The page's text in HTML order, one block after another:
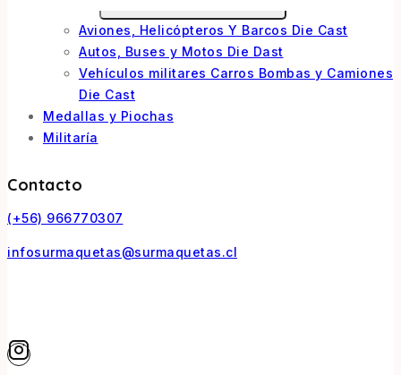
Aviones, Helicópteros Y Barcos Die Cast
Autos, Buses y Motos Die Dast
Vehículos militares Carros Bombas y Camiones
Die Cast
Medallas y Piochas
Militaría
Contacto
(+56) 966770307
infosurmaquetas@surmaquetas.cl